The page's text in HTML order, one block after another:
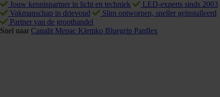
Jouw kennispartner in licht en techniek
LED-experts sinds 2003
Vakmanschap in drievoud
Slim ontworpen, sneller geïnstalleerd
Partner van de groothandel
Snel naar Canalit Mepac Klemko Bluegrip Panflex